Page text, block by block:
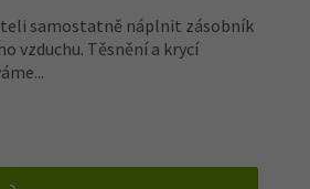
samostatně náplnit zásobník
vzduchu. Těsnění a krycí